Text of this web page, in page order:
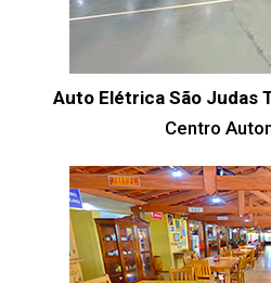
Auto Elétrica São Judas
Centro